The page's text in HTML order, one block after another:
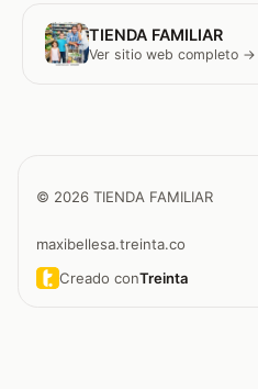
TIENDA FAMILIAR
Ver sitio web completo →
© 2026 TIENDA FAMILIAR
maxibellesa.treinta.co
Creado conTreinta